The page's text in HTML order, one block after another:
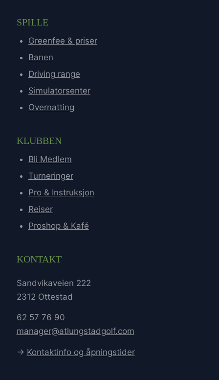
SPILLE
Greenfee & priser
Banen
Driving range
Simulatorsenter
Overnatting
KLUBBEN
Bli Medlem
Turneringer
Pro & Instruksjon
Reiser
Proshop & Kafé
KONTAKT
Sandvikaveien 222
2312 Ottestad
62 57 76 90
manager@atlungstadgolf.com
→ Kontaktinfo og åpningstider